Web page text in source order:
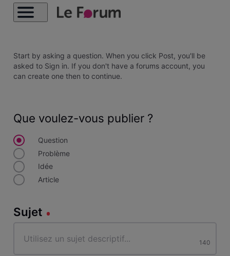
Start by asking a question. When you click Post, you'll be
asked to Sign in. If you don't have a forums account, you
can create one then to continue.
Que voulez-vous publier ?
Question
Problème
Idée
Article
Sujet
characters
140